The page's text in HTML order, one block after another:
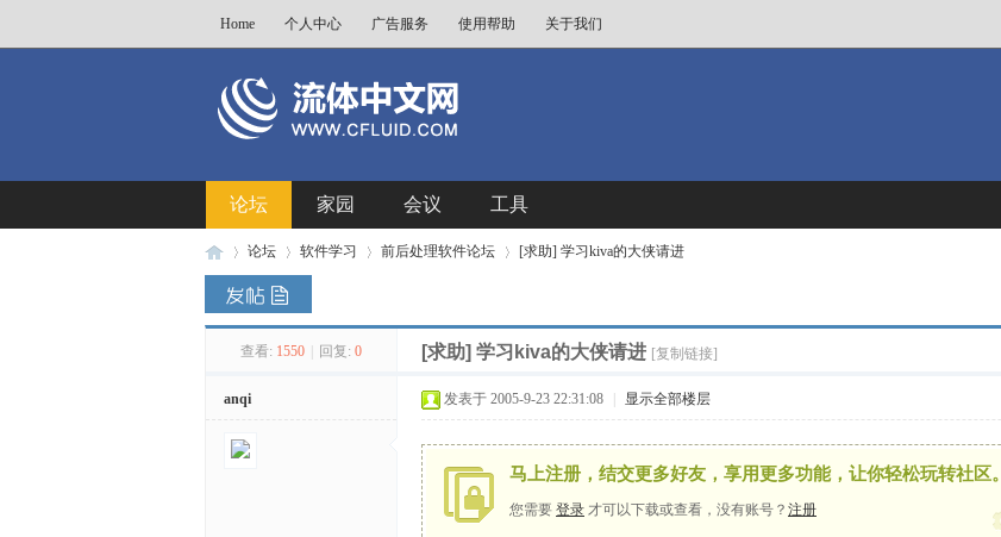
Home 个人中心 广告服务 使用帮助 关于我们
论坛 家园 会议 工具
论坛
›
软件学习
›
前后处理软件论坛
›
[求助] 学习kiva的大侠请进
查看: 1550 回复: 0 [求助] 学习kiva的大侠请进 [复制链接]
anqi 发表于 2005-9-23 22:31:08 显示全部楼层
马上注册，结交更多好友，享用更多功能，让你轻松玩转社区。
您需要 登录 才可以下载或查看，没有账号？ 注册